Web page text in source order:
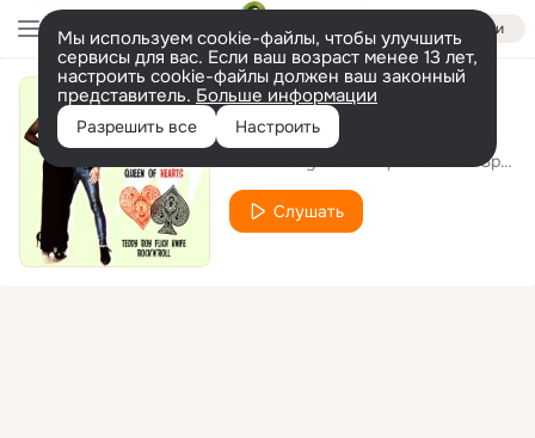
Войти
Мы используем cookie-файлы, чтобы улучшить
сервисы для вас. Если ваш возраст менее 13 лет,
настроить cookie-файлы должен ваш законный
представитель. Больше информации
Разрешить все Настроить
Queen of Hearts
Sparky
Слушать